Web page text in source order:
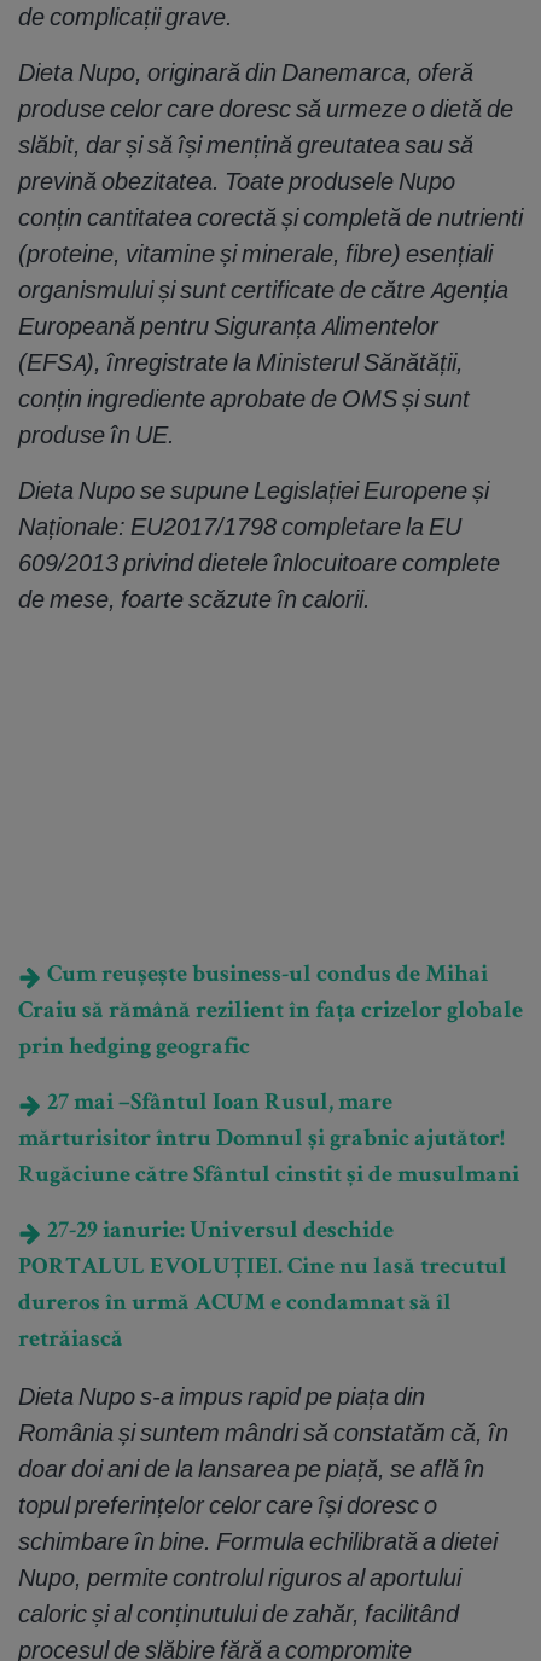
de complicații grave.
Dieta Nupo, originară din Danemarca, oferă
produse celor care doresc să urmeze o dietă de
slăbit, dar și să își mențină greutatea sau să
previnăobezitatea. Toate produsele Nupo
conțin cantitatea corectă și completă de nutrienti
(proteine, vitamine și minerale, fibre) esențiali
organismului și sunt certificate de către Agenția
Europeană pentru Siguranța Alimentelor
(EFSA), înregistrate la Ministerul Sănătății,
conțin ingrediente aprobate de OMS și sunt
produse în UE.
Dieta Nupo se supune Legislației Europene și
Naționale: EU2017/1798 completare la EU
609/2013 privind dietele înlocuitoare complete
de mese, foarte scăzute în calorii.
Cum reușește business-ul condus de Mihai
Craiu să rămână rezilient în fața crizelor globale
prin hedging geografic
27 mai –Sfântul Ioan Rusul, mare
mărturisitor întru Domnul și grabnic ajutător!
Rugăciune către Sfântul cinstit și de musulmani
27-29 ianurie: Universul deschide
PORTALUL EVOLUȚIEI. Cine nu lasă trecutul
dureros în urmă ACUM e condamnat să îl
retrăiască
Dieta Nupo s-a impus rapid pe piața din
România și suntem mândri să constatăm că, în
doar doi ani de la lansarea pe piață, se află în
topul preferințelor celor care își doresc o
schimbare în bine. Formula echilibrată a dietei
Nupo, permite controlul riguros al aportului
caloric și al conținutului de zahăr, facilitând
procesul de slăbire fără a compromite